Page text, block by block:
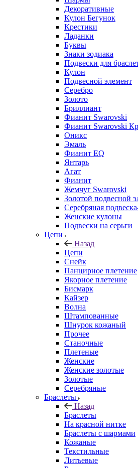
Декоративные
Кулон Бегунок
Крестики
Ладанки
Буквы
Знаки зодиака
Подвески для
Кулон
Подвесной элемент
Серебро
Золото
Бриллиант
Фианит Swarovski
Фианит Swarovski
Оникс
Эмаль
Фианит EQ
Янтарь
Агат
Фианит
Жемчуг Swarovski
Золотой подвесной
Серебряная
Женские кулоны
Подвески на серьги
Цепи
Назад
Цепи
Снейк
Панцирное плетение
Якорное плетение
Бисмарк
Кайзер
Волна
Штампованные
Шнурок кожаный
Прочее
Станочные
Плетеные
Женские
Женские золотые
Золотые
Серебряные
Браслеты
Назад
Браслеты
На красной нитке
Браслеты с шармами
Кожаные
Текстильные
Литьевые